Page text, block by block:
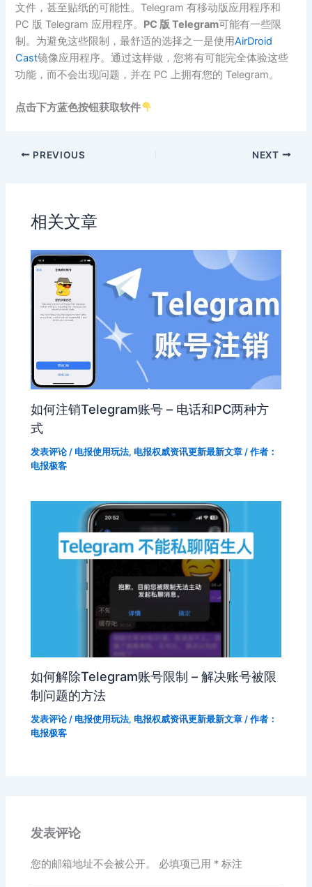
文件，甚至贴纸的可能性。Telegram 有移动版应用程序和
PC 版 Telegram 应用程序。 PC 版 Telegram可能有一些限
制。为避免这些限制，最舒适的选择之一是使用AirDroid
Cast镜像应用程序。通过这样做，您将有可能完全体验这些
功能，而不会出现问题，并在 PC 上拥有您的 Telegram。
点击下方蓝色按钮获取软件
PREVIOUS NEXT
相关文章
如何注销Telegram账号 – 电话和PC两种方
式
发表评论 / 电报使用玩法, 电报权威资讯更新最新文章 / 作者：
电报极客
如何解除Telegram账号限制 – 解决账号被限
制问题的方法
发表评论 / 电报使用玩法, 电报权威资讯更新最新文章 / 作者：
电报极客
发表评论
您的邮箱地址不会被公开。 必填项已用 * 标注